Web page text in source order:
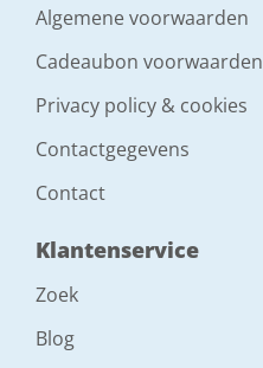
Algemene voorwaarden
Cadeaubon voorwaarden
Privacy policy & cookies
Contactgegevens
Contact
Klantenservice
Zoek
Blog